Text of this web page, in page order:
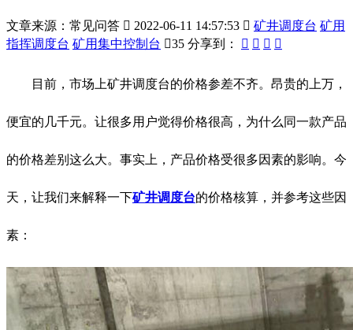
文章来源：常见问答  2022-06-11 14:57:53  矿井调度台 矿用
指挥调度台 矿用集中控制台 35 分享到：    
目前，市场上矿井调度台的价格参差不齐。昂贵的上万，
便宜的几千元。让很多用户觉得价格很高，为什么同一款产品
的价格差别这么大。事实上，产品价格受很多因素的影响。今
天，让我们来解释一下矿井调度台的价格核算，并参考这些因
素：